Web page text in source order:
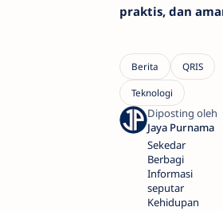
praktis, dan
Sekedar
Berbagi
Informasi
seputar
Kehidupan